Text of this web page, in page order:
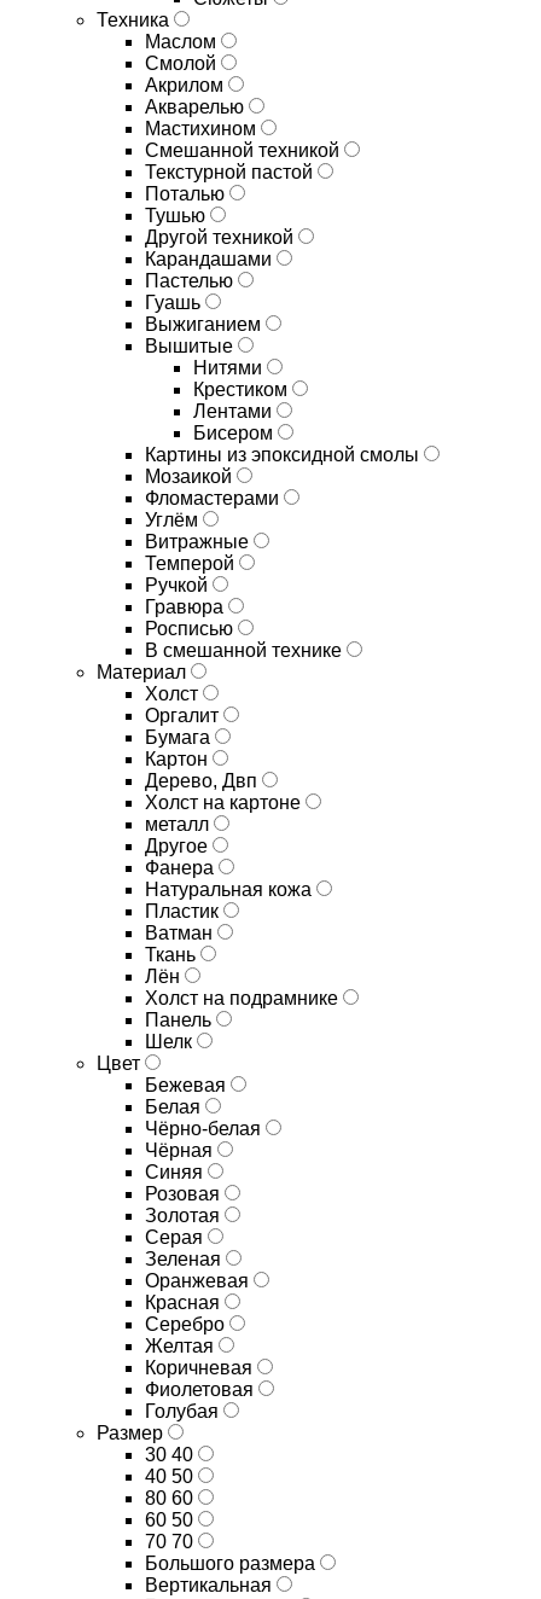
Техника
Маслом
Смолой
Акрилом
Акварелью
Мастихином
Смешанной техникой
Текстурной пастой
Поталью
Тушью
Другой техникой
Карандашами
Пастелью
Гуашь
Выжиганием
Вышитые
Нитями
Крестиком
Лентами
Бисером
Картины из эпоксидной смолы
Мозаикой
Фломастерами
Углём
Витражные
Темперой
Ручкой
Гравюра
Росписью
В смешанной технике
Материал
Холст
Оргалит
Бумага
Картон
Дерево, Двп
Холст на картоне
металл
Другое
Фанера
Натуральная кожа
Пластик
Ватман
Ткань
Лён
Холст на подрамнике
Панель
Шелк
Цвет
Бежевая
Белая
Чёрно-белая
Чёрная
Синяя
Розовая
Золотая
Серая
Зеленая
Оранжевая
Красная
Серебро
Желтая
Коричневая
Фиолетовая
Голубая
Размер
30 40
40 50
80 60
60 50
70 70
Большого размера
Вертикальная